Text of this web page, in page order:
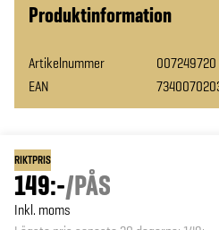
Produktinformation
Artikelnummer
007249720
EAN
RIKTPRIS
149:-/PÅS
Inkl. moms